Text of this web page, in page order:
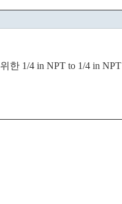
위한 1/4 in NPT to 1/4 in NPT